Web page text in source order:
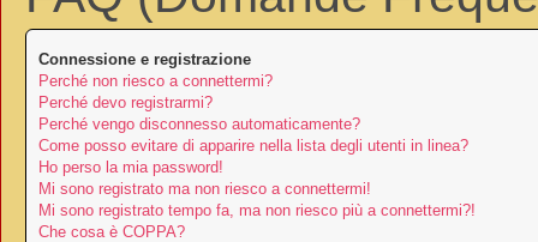
Connessione e registrazione
Perché non riesco a connettermi?
Perché devo registrarmi?
Perché vengo disconnesso automaticamente?
Come posso evitare di apparire nella lista degli utenti in linea?
Ho perso la mia password!
Mi sono registrato ma non riesco a connettermi!
Mi sono registrato tempo fa, ma non riesco più a connettermi?!
Che cosa è COPPA?